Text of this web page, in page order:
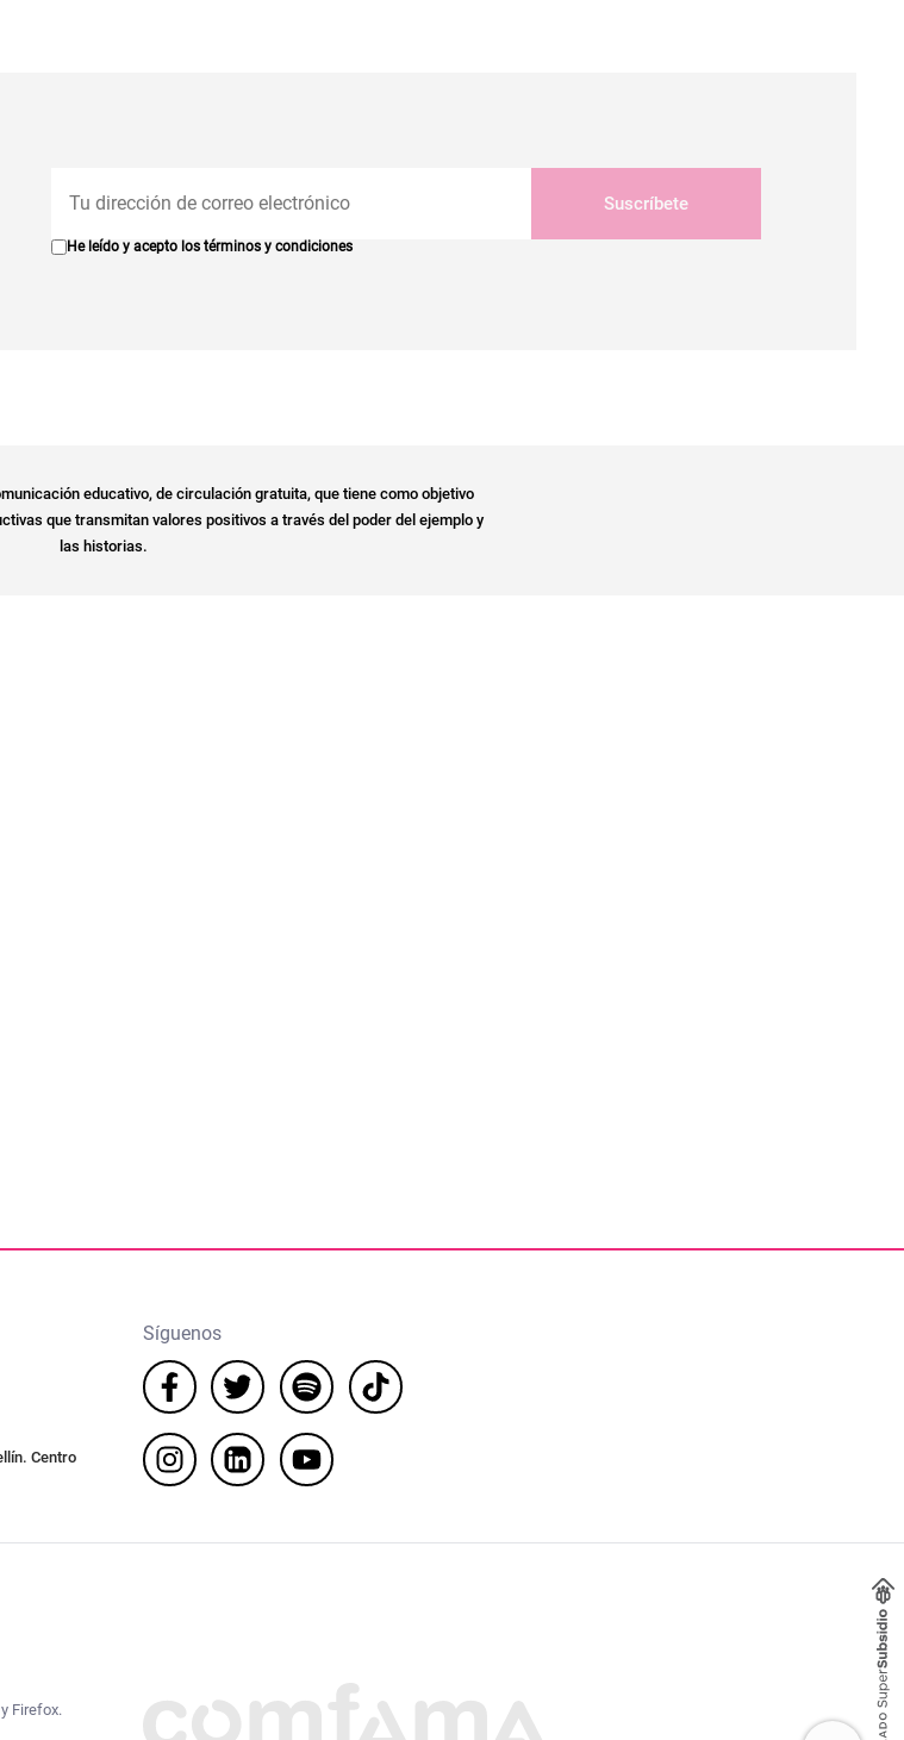
Suscríbete
He leído y acepto los términos y condiciones
educativo, de circulación gratuita, que tiene como objetivo
que transmitan valores positivos a través del poder del ejemplo y
las historias.
Centro
Síguenos
Firefox.